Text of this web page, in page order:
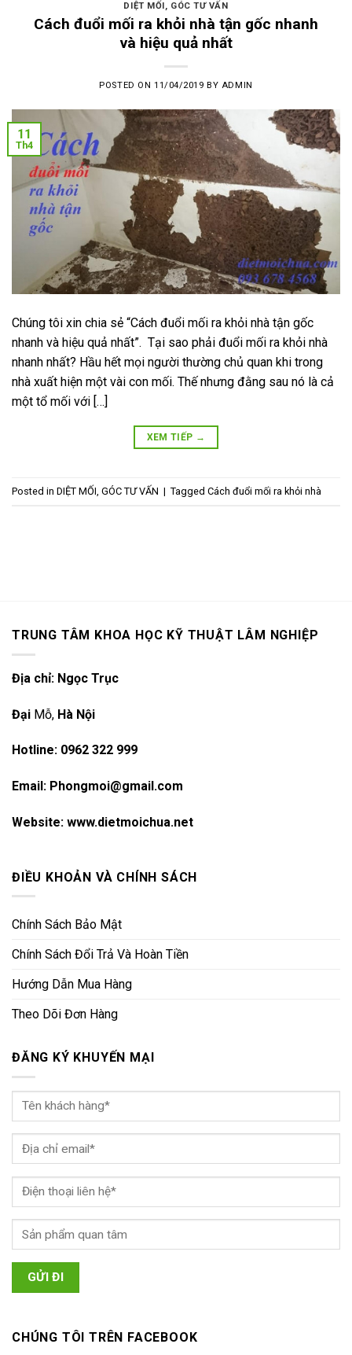
DIỆT MỐI , GÓC TƯ VẤN
Cách đuổi mối ra khỏi nhà tận gốc nhanh
và hiệu quả nhất
POSTED ON 11/04/2019 BY ADMIN
11
Th4
Chúng tôi xin chia sẻ “Cách đuổi mối ra khỏi nhà tận gốc
nhanh và hiệu quả nhất”. Tại sao phải đuổi mối ra khỏi nhà
nhanh nhất? Hầu hết mọi người thường chủ quan khi trong
nhà xuất hiện một vài con mối. Thế nhưng đằng sau nó là cả
một tổ mối với […]
XEM TIẾP →
Posted in DIỆT MỐI GÓC TƯ VẤN | Tagged Cách đuổi mối ra khỏi nhà
TRUNG TÂM KHOA HỌC KỸ THUẬT LÂM NGHIỆP
Địa chỉ: Ngọc Trục
Đại Mỗ, Hà Nội
Hotline: 0962 322 999
Email: Phongmoi@gmail.com
Website: www.dietmoichua.net
ĐIỀU KHOẢN VÀ CHÍNH SÁCH
Chính Sách Bảo Mật
Chính Sách Đổi Trả Và Hoàn Tiền
Hướng Dẫn Mua Hàng
Theo Dõi Đơn Hàng
ĐĂNG KÝ KHUYẾN MẠI
CHÚNG TÔI TRÊN FACEBOOK